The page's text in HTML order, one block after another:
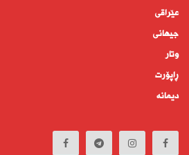
عێراقی
جیهانى
وتار
ڕاپۆرت
دیمانە